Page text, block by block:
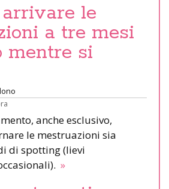
arrivare le
a tre mesi
mentre si
anche esclusivo,
le mestruazioni sia
di spotting (lievi
»